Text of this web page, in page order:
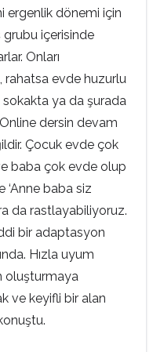
ergenlik dönemi için
grubu içerisinde
Onları
rahatsa evde huzurlu
ya da şurada
dersin devam
Çocuk evde çok
baba çok evde olup
‘Anne baba siz
da rastlayabiliyoruz.
bir adaptasyon
Hızla uyum
oluşturmaya
ve keyifli bir alan